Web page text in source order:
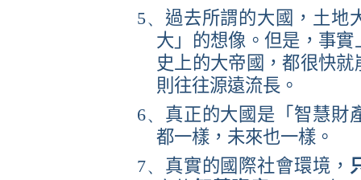
5、 過去所謂的大國，土地
大」的想像。但是，事
史上的大帝國，都很快
則往往源遠流長。
6、 真正的大國是「智慧財
都一樣，未來也一樣。
7、 真實的國際社會環境，